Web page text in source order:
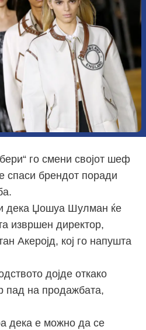
го смени својот шеф
спаси брендот поради
дека Џошуа Шулман ќе
извршен директор,
Акеројд, кој го напушта
дојде откако
пад на продажбата,
дека е можно да се